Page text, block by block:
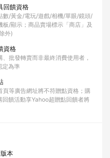
回饋資格
/黃金/電玩/遊戲/相機/單眼/鏡頭/
/顯示；商品賣場標示「商店」及
外)
資格
批發轉賣而非最終消費使用者，
定為準
等廣告網址將不符贈點資格；購
饋活動享Yahoo超贈點回饋者將
本